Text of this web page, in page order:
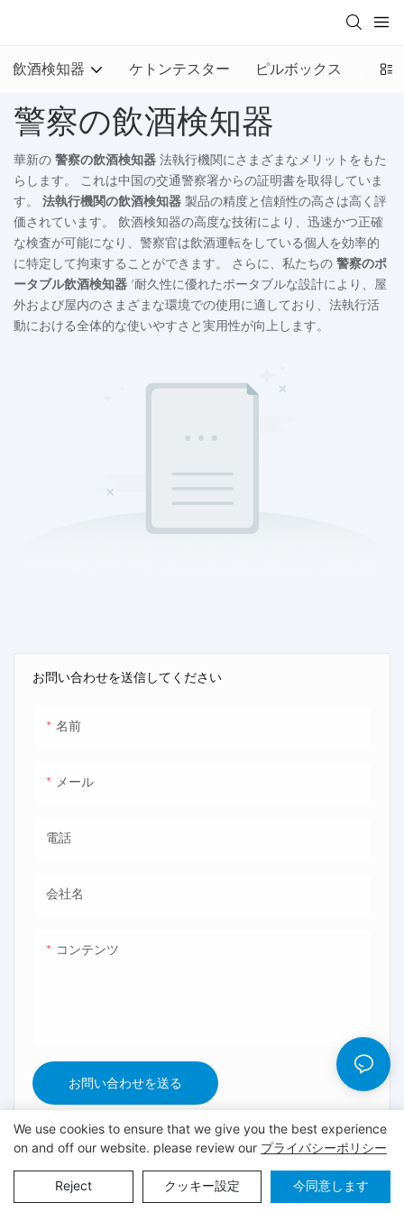
飲酒検知器 ケトンテスター ピルボックス 火災
警察の飲酒検知器
華新の 警察の飲酒検知器 法執行機関にさまざまなメリットをもた
らします。 これは中国の交通警察署からの証明書を取得していま
す。 法執行機関の飲酒検知器 製品の精度と信頼性の高さは高く評
価されています。 飲酒検知器の高度な技術により、迅速かつ正確
な検査が可能になり、警察官は飲酒運転をしている個人を効率的
に特定して拘束することができます。 さらに、私たちの 警察のポ
ータブル飲酒検知器 ’耐久性に優れたポータブルな設計により、屋
外および屋内のさまざまな環境での使用に適しており、法執行活
動における全体的な使いやすさと実用性が向上します。
お問い合わせを送信してください
名前
メール
電話
会社名
コンテンツ
お問い合わせを送る
著作権© 2024www.greenwontester.com |サイトマップ | プ
ライバシーポリシー
We use cookies to ensure that we give you the best experience
on and off our website. please review our プライバシーポリシー
Reject クッキー設定 今同意します